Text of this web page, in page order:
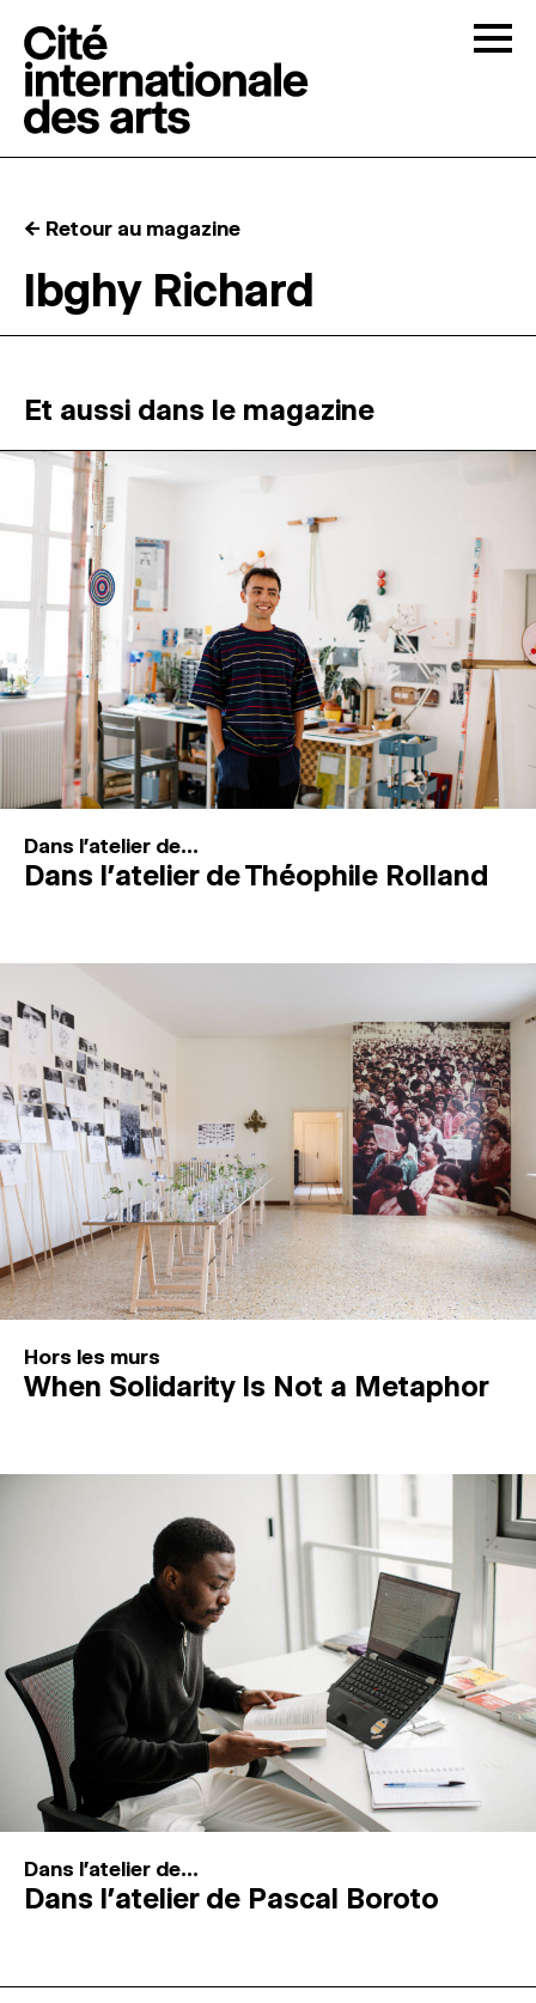
RÉSIDENCES ↓
ATELIERS OUVERTS
PROGRAMMATION
MAGAZINE
ESPACES DE PRATIQUE ARTISTIQUE ↓
Recherche
Connexion
← Retour au magazine
Ibghy Richard
Et aussi dans le magazine
Dans l'atelier de...
Dans l’atelier de Théophile Rolland
Hors les murs
When Solidarity Is Not a Metaphor
Dans l'atelier de...
Dans l’atelier de Pascal Boroto